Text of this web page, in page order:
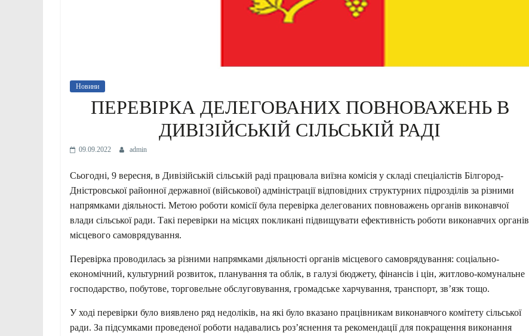
Новини
ПЕРЕВІРКА ДЕЛЕГОВАНИХ ПОВНОВАЖЕНЬ В
ДИВІЗІЙСЬКІЙ СІЛЬСЬКІЙ РАДІ
09.09.2022 admin
Сьогодні, 9 вересня, в Дивізійській сільській раді працювала виїзна комісія у складі спеціалістів Білгород-
Дністровської районної державної (військової) адміністрації відповідних структурних підрозділів за різними
напрямками діяльності. Метою роботи комісії була перевірка делегованих повноважень органів виконавчої
влади сільської ради. Такі перевірки на місцях покликані підвищувати ефективність роботи виконавчих органів
місцевого самоврядування.
Перевірка проводилась за різними напрямками діяльності органів місцевого самоврядування: соціально-
економічний, культурний розвиток, планування та облік, в галузі бюджету, фінансів і цін, житлово-комунальне
господарство, побутове, торговельне обслуговування, громадське харчування, транспорт, зв’язк тощо.
У ході перевірки було виявлено ряд недоліків, на які було вказано працівникам виконавчого комітету сільської
ради. За підсумками проведеної роботи надавались роз’яснення та рекомендації для покращення виконання